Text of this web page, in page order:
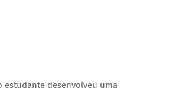
estudante desenvolveu uma